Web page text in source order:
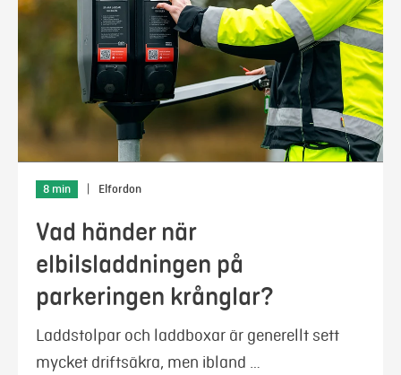
8 min Elfordon
Vad händer när
elbilsladdningen på
parkeringen krånglar?
Laddstolpar och laddboxar är generellt sett
mycket driftsäkra, men ibland …